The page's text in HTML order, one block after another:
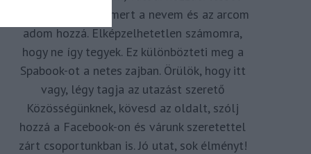
megkomponálva, mert a nevem és az arcom
adom hozzá. Elképzelhetetlen számomra,
hogy ne így tegyek. Ez különbözteti meg a
Spabook-ot a netes zajban. Örülök, hogy itt
vagy, légy tagja az utazást szerető
Közösségünknek, kövesd az oldalt, szólj
hozzá a Facebook-on és várunk szeretettel
zárt csoportunkban is. Jó utat, sok élményt!